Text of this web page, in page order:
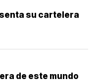
su cartelera
de este mundo